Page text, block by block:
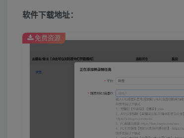
软件下载地址：
免费资源